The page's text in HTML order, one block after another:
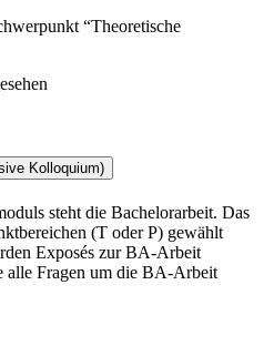
“Theoretische
Kolloquium)
steht die Bachelorarbeit. Das
(T oder P) gewählt
Exposés zur BA-Arbeit
alle Fragen um die BA-Arbeit